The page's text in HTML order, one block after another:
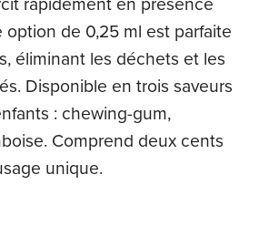
option de 0,25 ml est parfaite
éliminant les déchets et les
Disponible en trois saveurs
: chewing-gum,
Comprend deux cents
unique.